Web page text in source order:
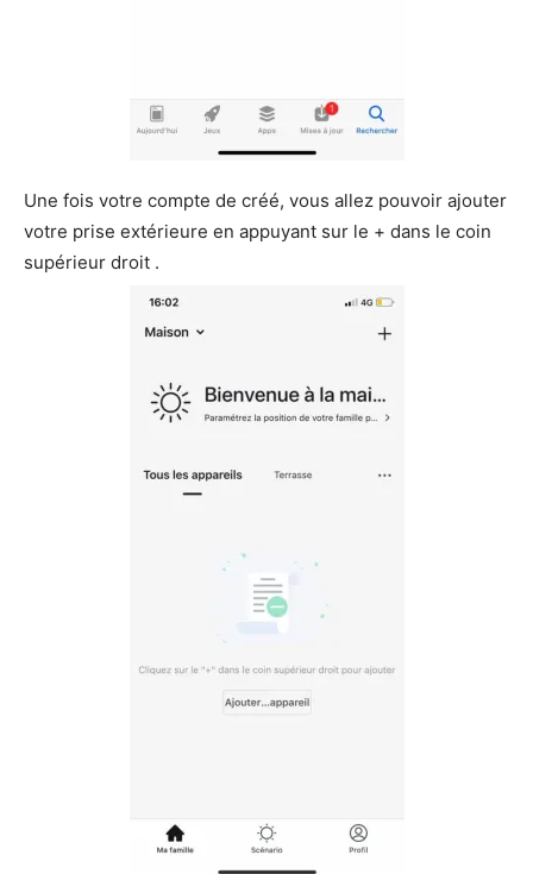
Une fois votre compte de créé, vous allez pouvoir ajouter
votre prise extérieure en appuyant sur le + dans le coin
supérieur droit .